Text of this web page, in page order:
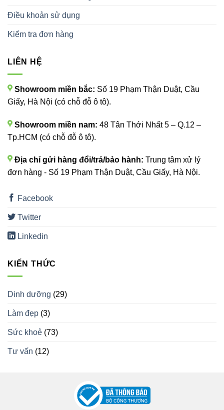
Điều khoản sử dụng
Kiểm tra đơn hàng
LIÊN HỆ
Showroom miền bắc: Số 19 Phạm Thận Duật, Cầu
Giấy, Hà Nội (có chỗ đỗ ô tô).
Showroom miền nam: 48 Tân Thới Nhất 5 – Q.12 –
Tp.HCM (có chỗ đỗ ô tô).
Địa chỉ gửi hàng đổi/trả/bảo hành: Trung tâm xử lý
đơn hàng - Số 19 Phạm Thận Duật, Cầu Giấy, Hà Nội.
Facebook
Twitter
Linkedin
KIẾN THỨC
Dinh dưỡng (29)
Làm đẹp (3)
Sức khoẻ (73)
Tư vấn (12)